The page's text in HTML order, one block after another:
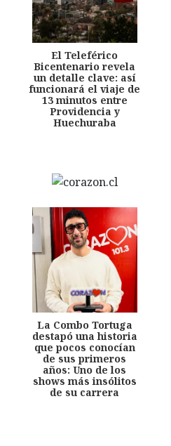
El Teleférico
Bicentenario revela
un detalle clave: así
funcionará el viaje de
13 minutos entre
Providencia y
Huechuraba
La Combo Tortuga
destapó una historia
que pocos conocían
de sus primeros
años: Uno de los
shows más insólitos
de su carrera